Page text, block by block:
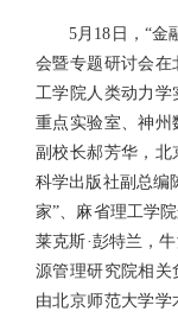
5月18日，“金
会暨专题研讨会在
工学院人类动力
重点实验室、神州
副校长郝芳华，北
科学出版社副总编
家”、麻省理工学
莱克斯·彭特兰，
源管理研究院相关
由北京师范大学